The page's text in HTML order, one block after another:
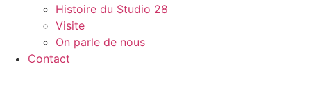
Histoire du Studio 28
Visite
On parle de nous
Contact